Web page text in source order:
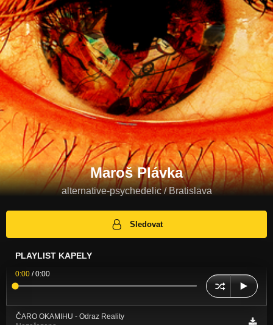
Maroš Plávka
alternative-psychedelic / Bratislava
Sledovat
PLAYLIST KAPELY
0:00 /0:00
ČARO OKAMIHU - Odraz Reality